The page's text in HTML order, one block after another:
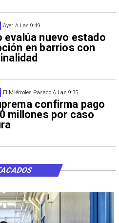
Ayer A Las 9:49
evalúa nuevo estado
en barrios con
El Miércoles Pasado A Las 9:35
confirma pago
millones por caso